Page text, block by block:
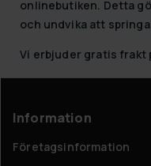
onlinebutiken. Detta
och undvika att
Vi erbjuder gratis frakt
Information
Företagsinformation